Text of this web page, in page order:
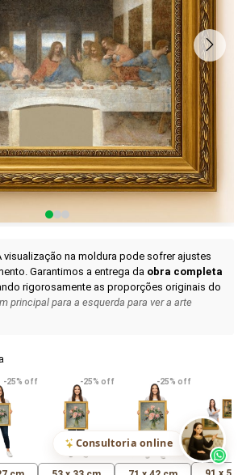
dasmaiores obras de arte do mundo
para o
Nosso acervo reúne a genialidade degrandes
, resgatandoartes reaise o requinte inconfundível
. Produção artesanal emCanvas 100% Algodão
,
e impressão comPigmentação Mineral
DE MUSEU GARANTIA ETERNA
apresentadas em nossos vídeos nas redes
sua apreciação.
VER DETALHES
Narciso- caravaggio
R$ 365,92
VER
Maria
uma Rosa
R$ 365,92
Consultoria online
visualização na moldura pode sofrer ajustes
Garantimos a entrega da obra completa
rigorosamente as proporções originais do
principal para a esquerda para ver a arte
-25% off -25% off -25% off